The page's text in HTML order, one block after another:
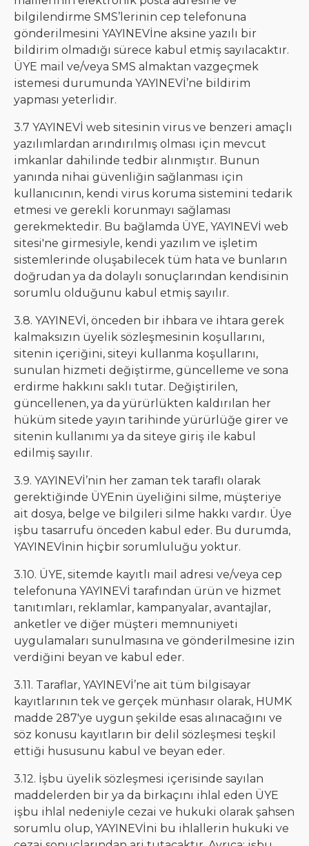
bilgilendirme SMS’lerinin cep telefonuna
gönderilmesini YAYINEVİne aksine yazılı bir
bildirim olmadığı sürece kabul etmiş sayılacaktır.
ÜYE mail ve/veya SMS almaktan vazgeçmek
istemesi durumunda YAYINEVİ’ne bildirim
yapması yeterlidir.
3.7 YAYINEVİ web sitesinin virus ve benzeri amaçlı
yazılımlardan arındırılmış olması için mevcut
imkanlar dahilinde tedbir alınmıştır. Bunun
yanında nihai güvenliğin sağlanması için
kullanıcının, kendi virus koruma sistemini tedarik
etmesi ve gerekli korunmayı sağlaması
gerekmektedir. Bu bağlamda ÜYE, YAYINEVİ web
sitesi'ne girmesiyle, kendi yazılım ve işletim
sistemlerinde oluşabilecek tüm hata ve bunların
doğrudan ya da dolaylı sonuçlarından kendisinin
sorumlu olduğunu kabul etmiş sayılır.
3.8. YAYINEVİ, önceden bir ihbara ve ihtara gerek
kalmaksızın üyelik sözleşmesinin koşullarını,
sitenin içeriğini, siteyi kullanma koşullarını,
sunulan hizmeti değiştirme, güncelleme ve sona
erdirme hakkını saklı tutar. Değiştirilen,
güncellenen, ya da yürürlükten kaldırılan her
hüküm sitede yayın tarihinde yürürlüğe girer ve
sitenin kullanımı ya da siteye giriş ile kabul
edilmiş sayılır.
3.9. YAYINEVİ’nin her zaman tek taraflı olarak
gerektiğinde ÜYEnin üyeliğini silme, müşteriye
ait dosya, belge ve bilgileri silme hakkı vardır. Üye
işbu tasarrufu önceden kabul eder. Bu durumda,
YAYINEVİnin hiçbir sorumluluğu yoktur.
3.10. ÜYE, sitemde kayıtlı mail adresi ve/veya cep
telefonuna YAYINEVİ tarafından ürün ve hizmet
tanıtımları, reklamlar, kampanyalar, avantajlar,
anketler ve diğer müşteri memnuniyeti
uygulamaları sunulmasına ve gönderilmesine izin
verdiğini beyan ve kabul eder.
3.11. Taraflar, YAYINEVİ’ne ait tüm bilgisayar
kayıtlarının tek ve gerçek münhasır olarak, HUMK
madde 287'ye uygun şekilde esas alınacağını ve
söz konusu kayıtların bir delil sözleşmesi teşkil
ettiği hususunu kabul ve beyan eder.
3.12. İşbu üyelik sözleşmesi içerisinde sayılan
maddelerden bir ya da birkaçını ihlal eden ÜYE
işbu ihlal nedeniyle cezai ve hukuki olarak şahsen
sorumlu olup, YAYINEVİni bu ihlallerin hukuki ve